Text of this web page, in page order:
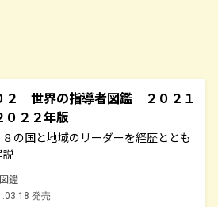
２ 世界の指導者図鑑 ２０２１
０２２年版
８の国と地域のリーダーを経歴ととも
説
鑑
発売